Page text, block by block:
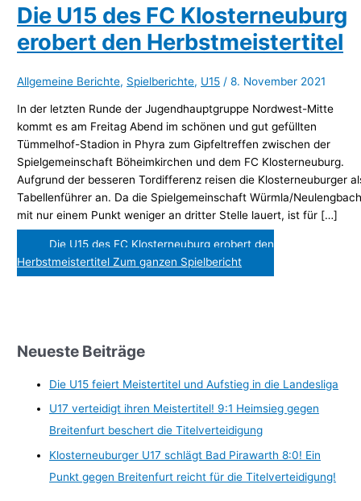
Die U15 des FC Klosterneuburg
erobert den Herbstmeistertitel
Allgemeine Berichte, Spielberichte, U15 /8. November 2021
In der letzten Runde der Jugendhauptgruppe Nordwest-Mitte
kommt es am Freitag Abend im schönen und gut gefüllten
Tümmelhof-Stadion in Phyra zum Gipfeltreffen zwischen der
Spielgemeinschaft Böheimkirchen und dem FC Klosterneuburg.
Aufgrund der besseren Tordifferenz reisen die Klosterneuburger
Tabellenführer an. Da die Spielgemeinschaft Würmla/
mit nur einem Punkt weniger an dritter Stelle lauert, ist für […]
Die U15 des FC Klosterneuburg erobert den
Herbstmeistertitel Zum ganzen Spielbericht
Neueste Beiträge
Die U15 feiert Meistertitel und Aufstieg in die Landesliga
U17 verteidigt ihren Meistertitel! 9:1 Heimsieg gegen
Breitenfurt beschert die Titelverteidigung
Klosterneuburger U17 schlägt Bad Pirawarth 8:0! Ein
Punkt gegen Breitenfurt reicht für die Titelverteidigung!